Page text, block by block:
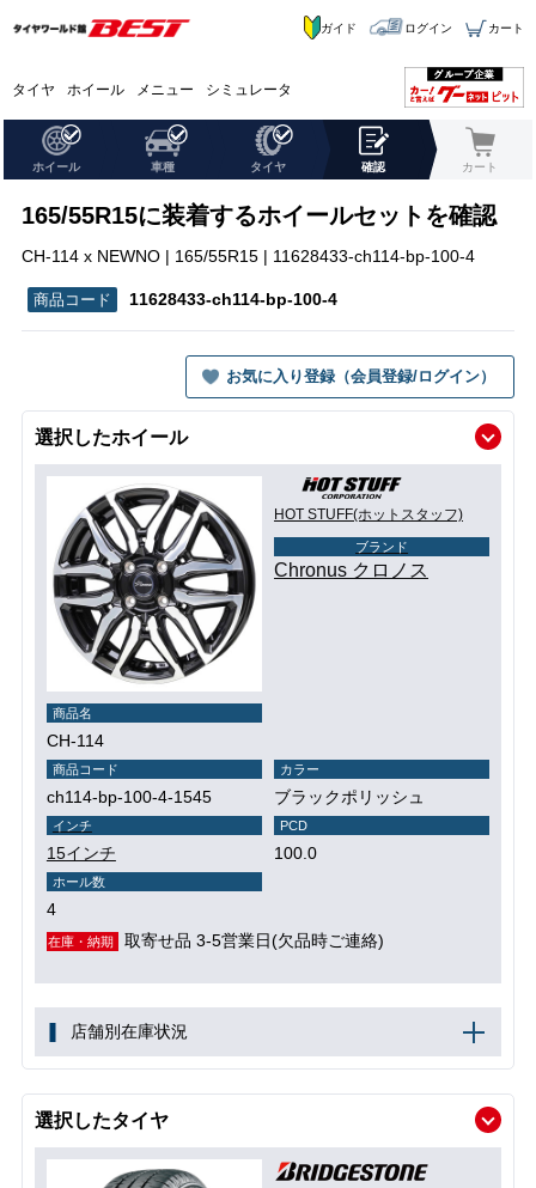
タイヤ ホイール メニュー シミュレータ
ガイド ログイン カート
ホイール 車種 タイヤ 確認 カート
165/55R15に装着するホイールセットを確認
CH-114 x NEWNO | 165/55R15 | 11628433-ch114-bp-100-4
11628433-ch114-bp-100-4
お気に入り登録（会員登録/ログイン）
選択したホイール
HOT STUFF(ホットスタッフ)
ブランド
Chronus クロノス
商品名
CH-114
商品コード
ch114-bp-100-4-1545
カラー
ブラックポリッシュ
インチ
15インチ
PCD
100.0
ホール数
4
在庫・納期 取寄せ品 3-5営業日(欠品時ご連絡)
店舗別在庫状況
選択したタイヤ